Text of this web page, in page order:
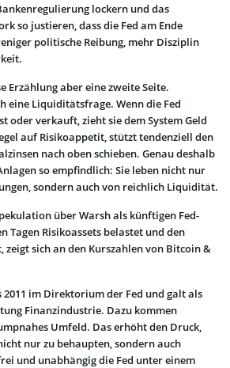
lockern und das
so justieren, dass die Fed am Ende
politische Reibung, mehr Disziplin
Erzählung aber eine zweite Seite.
eine Liquiditätsfrage. Wenn die Fed
oder verkauft, zieht sie dem System Geld
auf Risikoappetit, stützt tendenziell den
nach oben schieben. Genau deshalb
so empfindlich: Sie leben nicht nur
sondern auch von reichlich Liquidität.
über Warsh als künftigen Fed-
Tagen Risikoassets belastet und den
zeigt sich an den Kurszahlen von Bitcoin &
2011 im Direktorium der Fed und galt als
Finanzindustrie. Dazu kommen
Umfeld. Das erhöht den Druck,
nur zu behaupten, sondern auch
und unabhängig die Fed unter einem